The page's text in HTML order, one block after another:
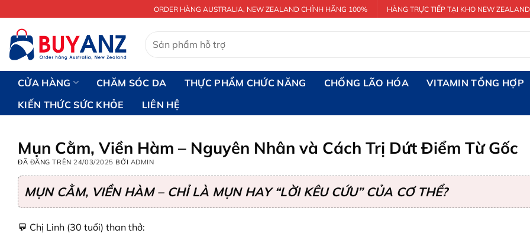
đến
nội
dung
ORDER HÀNG AUSTRALIA, NEW ZEALAND CHÍNH HÃNG 100% HÀNG TRỰC TIẾP TẠI KHO NEW ZEALAND
kiếm:
CỬA HÀNG CHĂM SÓC DA THỰC PHẨM CHỨC NĂNG CHỐNG LÃO HÓA VITAMIN TỔNG HỢP
KIẾN THỨC SỨC KHỎE
LIÊN HỆ
Mụn Cằm, Viền Hàm – Nguyên Nhân và Cách Trị Dứt Điểm Từ Gốc
ĐÃ ĐĂNG TRÊN24/03/2025 BỞI ADMIN
MỤN CẰM, VIỀN HÀM – CHỈ LÀ MỤN HAY “LỜI KÊU CỨU” CỦA CƠ THỂ?
💬 Chị Linh (30 tuổi) than thở: